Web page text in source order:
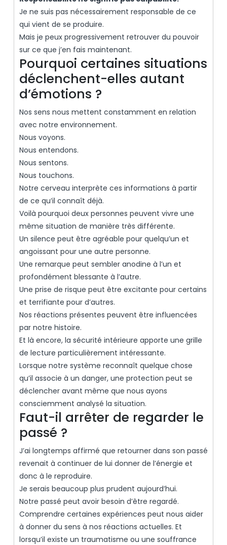
Je ne suis pas nécessairement responsable de ce
qui vient de se produire.
Mais je peux progressivement retrouver du pouvoir
sur ce que j’en fais maintenant.
Pourquoi certaines situations
déclenchent-elles autant
d’émotions ?
Nos sens nous mettent constamment en relation
avec notre environnement.
Nous voyons.
Nous entendons.
Nous sentons.
Nous touchons.
Notre cerveau interprète ces informations à partir
de ce qu’il connaît déjà.
Voilà pourquoi deux personnes peuvent vivre une
même situation de manière très différente.
Un silence peut être agréable pour quelqu’un et
angoissant pour une autre personne.
Une remarque peut sembler anodine à l’un et
profondément blessante à l’autre.
Une prise de risque peut être excitante pour certains
et terrifiante pour d’autres.
Nos réactions présentes peuvent être influencées
par notre histoire.
Et là encore, la sécurité intérieure apporte une grille
de lecture particulièrement intéressante.
Lorsque notre système reconnaît quelque chose
qu’il associe à un danger, une protection peut se
déclencher avant même que nous ayons
consciemment analysé la situation.
Faut-il arrêter de regarder le
passé ?
J’ai longtemps affirmé que retourner dans son passé
revenait à continuer de lui donner de l’énergie et
donc à le reproduire.
Je serais beaucoup plus prudent aujourd’hui.
Notre passé peut avoir besoin d’être regardé.
Comprendre certaines expériences peut nous aider
à donner du sens à nos réactions actuelles. Et
lorsqu’il existe un traumatisme ou une souffrance